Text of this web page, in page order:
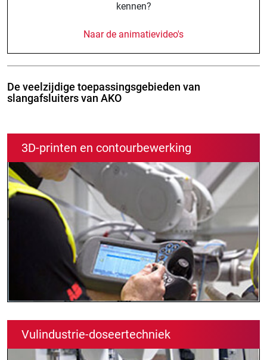
kennen?
Naar de animatievideo's
De veelzijdige toepassingsgebieden van
slangafsluiters van AKO
3D-printen en contourbewerking
Vulindustrie-doseertechniek